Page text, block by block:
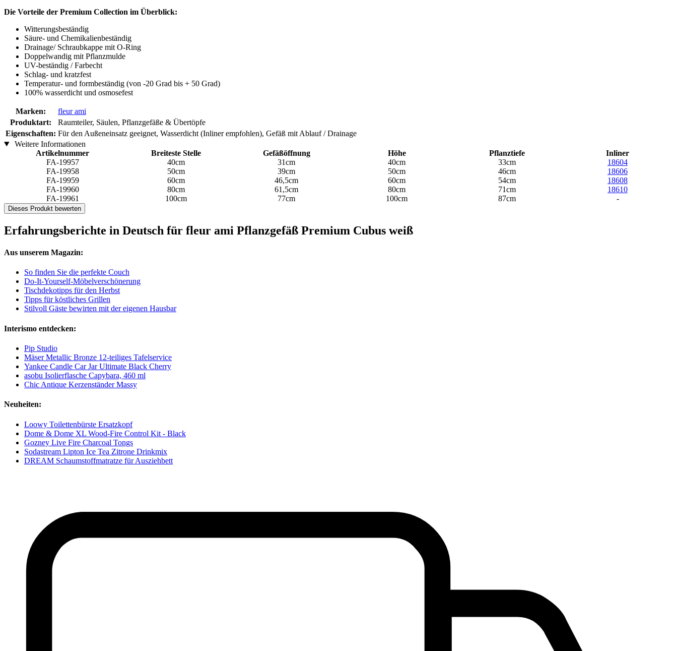
Die Vorteile der Premium Collection im Überblick:
Witterungsbeständig
Säure- und Chemikalienbeständig
Drainage/ Schraubkappe mit O-Ring
Doppelwandig mit Pflanzmulde
UV-beständig / Farbecht
Schlag- und kratzfest
Temperatur- und formbeständig (von -20 Grad bis + 50 Grad)
100% wasserdicht und osmosefest
Marken:
fleur ami
Produktart:
Raumteiler, Säulen, Pflanzgefäße & Übertöpfe
Eigenschaften: Für den Außeneinsatz geeignet, Wasserdicht (Inliner empfohlen), Gefäß mit Ablauf / Drainage
Weitere Informationen
Artikelnummer
Breiteste Stelle Gefäßöffnung Höhe Pflanztiefe
Inliner
FA-19957
40cm 31cm 40cm 33cm
18604
FA-19958
50cm 39cm 50cm 46cm
18606
FA-19959
60cm 46,5cm 60cm 54cm
18608
FA-19960
80cm 61,5cm 80cm 71cm
18610
FA-19961
100cm 77cm 100cm 87cm -
Dieses Produkt bewerten
Erfahrungsberichte in Deutsch für fleur ami Pflanzgefäß Premium Cubus weiß
Aus unserem Magazin:
So finden Sie die perfekte Couch
Do-It-Yourself-Möbelverschönerung
Tischdekotipps für den Herbst
Tipps für köstliches Grillen
Stilvoll Gäste bewirten mit der eigenen Hausbar
Interismo entdecken:
Pip Studio
Mäser Metallic Bronze 12-teiliges Tafelservice
Yankee Candle Car Jar Ultimate Black Cherry
asobu Isolierflasche Capybara, 460 ml
Chic Antique Kerzenständer Massy
Neuheiten:
Loowy Toilettenbürste Ersatzkopf
Dome & Dome XL Wood-Fire Control Kit - Black
Gozney Live Fire Charcoal Tongs
Sodastream Lipton Ice Tea Zitrone Drinkmix
DREAM Schaumstoffmatratze für Ausziehbett